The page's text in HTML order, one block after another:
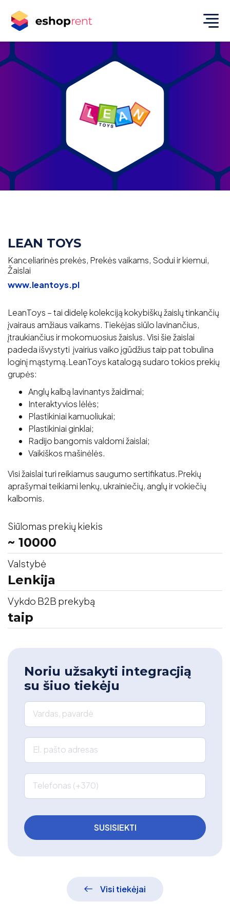
LEAN TOYS
Kanceliarinės prekės, Prekės vaikams, Sodui ir kiemui,
Žaislai
www.leantoys.pl
LeanToys – tai didelę kolekciją kokybiškų žaislų tinkančių
įvairaus amžiaus vaikams. Tiekėjas siūlo lavinančius,
įtraukiančius ir mokomuosius žaislus. Visi šie žaislai
padeda išvystyti įvairius vaiko įgūdžius taip pat tobulina
loginį mąstymą.LeanToys katalogą sudaro tokios prekių
grupės:
Anglų kalbą lavinantys žaidimai;
Interaktyvios lėlės;
Plastikiniai kamuoliukai;
Plastikiniai ginklai;
Radijo bangomis valdomi žaislai;
Vaikiškos mašinėlės.
Visi žaislai turi reikiamus saugumo sertifikatus.Prekių
aprašymai teikiami lenkų, ukrainiečių, anglų ir vokiečių
kalbomis.
Siūlomas prekių kiekis
~ 10000
Valstybė
Lenkija
Vykdo B2B prekybą
taip
Noriu užsakyti integracjią
su šiuo tiekėju
Vardas, pavardė
El. pašto adresas
Telefonas (+370)
Visi tiekėjai